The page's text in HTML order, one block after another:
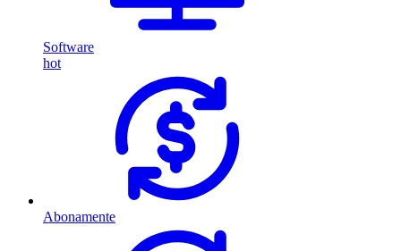
Software
hot
Abonamente